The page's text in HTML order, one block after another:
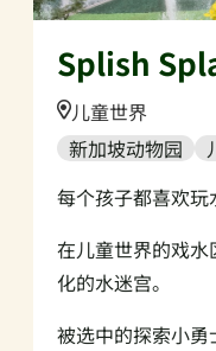
Splish
Location:
儿童世界
新加坡动物园
每个孩子都喜欢玩
在儿童世界的戏
化的水迷宫。
被选中的探索小勇